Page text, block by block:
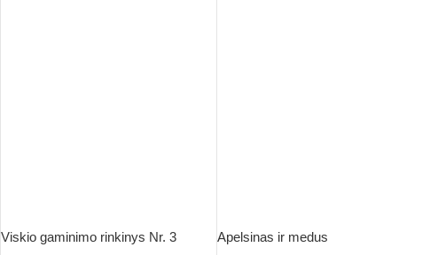
Viskio gaminimo rinkinys Nr. 3 Apelsinas ir medus